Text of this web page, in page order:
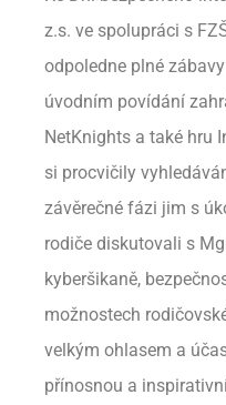
z.s. ve spolupráci s
odpoledne plné
úvodním povídání
NetKnights a také hru
si procvičily
závěrečné fázi jim s
rodiče diskutovali s
kyberšikaně,
možnostech
velkým ohlasem a
přínosnou a